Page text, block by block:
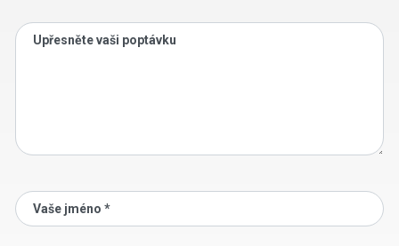
Upřesněte vaši poptávku
Vaše jméno *